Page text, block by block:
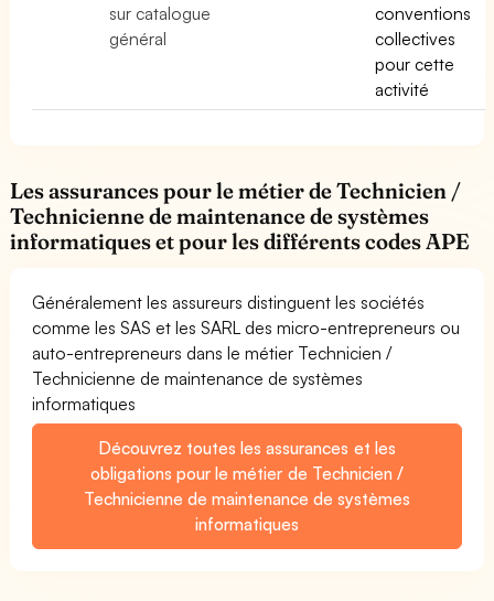
sur catalogue
général
conventions
collectives
pour cette
activité
Les assurances pour le métier de Technicien /
Technicienne de maintenance de systèmes
informatiques et pour les différents codes APE
Généralement les assureurs distinguent les sociétés
comme les SAS et les SARL des micro-entrepreneurs ou
auto-entrepreneurs dans le métier Technicien /
Technicienne de maintenance de systèmes
informatiques
Découvrez toutes les assurances et les
obligations pour le métier de Technicien /
Technicienne de maintenance de systèmes
informatiques